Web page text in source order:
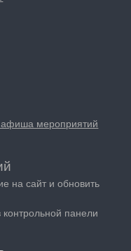
афиша мероприятий
на сайт и обновить
панели